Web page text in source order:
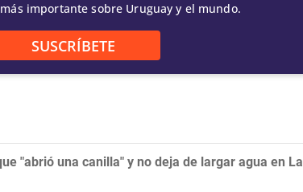
importante sobre Uruguay y el mundo.
SUSCRÍBETE
"abrió una canilla" y no deja de largar agua en La